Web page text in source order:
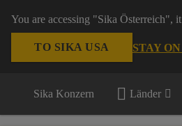
You are accessing "Sika Österreich",
TO SIKA USA STAY
Sika Konzern Länder